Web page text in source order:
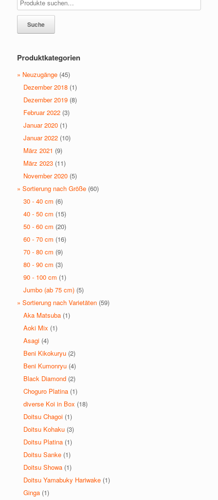
Suche
Produktkategorien
» Neuzugänge (45)
Dezember 2018 (1)
Dezember 2019 (8)
Februar 2022 (3)
Januar 2020 (1)
Januar 2022 (10)
März 2021 (9)
März 2023 (11)
November 2020 (5)
» Sortierung nach Größe (60)
30 - 40 cm (6)
40 - 50 cm (15)
50 - 60 cm (20)
60 - 70 cm (16)
70 - 80 cm (9)
80 - 90 cm (3)
90 - 100 cm (1)
Jumbo (ab 75 cm) (5)
» Sortierung nach Varietäten (59)
Aka Matsuba (1)
Aoki Mix (1)
Asagi (4)
Beni Kikokuryu (2)
Beni Kumonryu (4)
Black Diamond (2)
Choguro Platina (1)
diverse Koi in Box (18)
Doitsu Chagoi (1)
Doitsu Kohaku (3)
Doitsu Platina (1)
Doitsu Sanke (1)
Doitsu Showa (1)
Doitsu Yamabuky Hariwake (1)
Ginga (1)